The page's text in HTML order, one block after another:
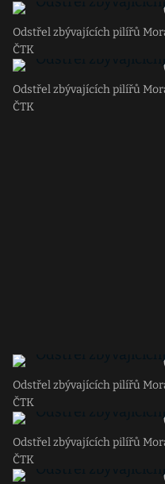
Odstřel zbývajících pilířů
ČTK
Odstřel zbývajících pilířů
ČTK
Odstřel zbývajících pilířů
ČTK
Odstřel zbývajících pilířů
ČTK